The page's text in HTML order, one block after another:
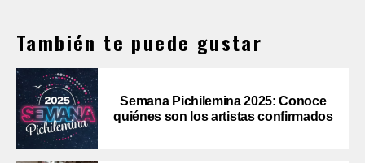
También te puede gustar
Semana Pichilemina 2025: Conoce
quiénes son los artistas confirmados